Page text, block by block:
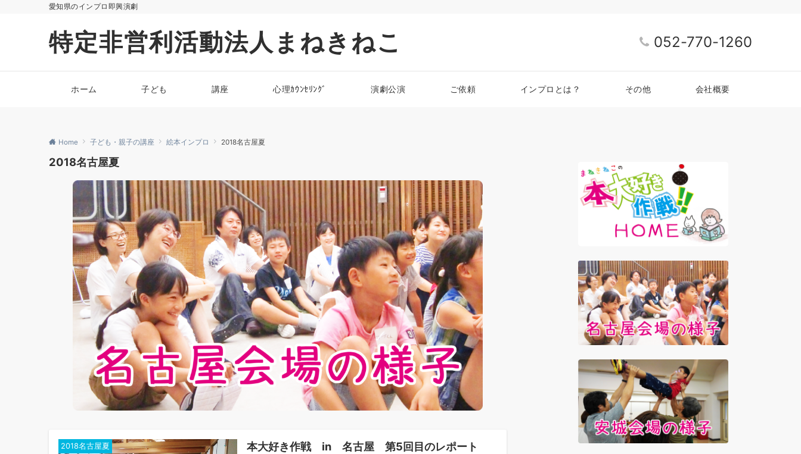
愛知県のインプロ即興演劇
特定非営利活動法人まねきねこ 052-770-1260
ホーム 子ども 講座 心理ｶｳﾝｾﾘﾝｸﾞ 演劇公演 ご依頼 インプロとは？ その他 会社概要
Home 子ども・親子の講座 絵本インプロ 2018名古屋夏
2018名古屋夏
2018名古屋夏 本大好き作戦 in 名古屋 第5回目のレポート